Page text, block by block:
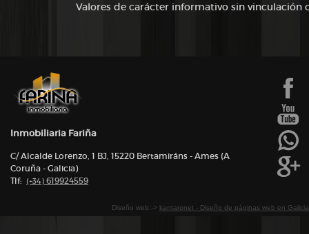
Valores de carácter informativo sin vinculación
Inmobiliaria Fariña
C/ Alcalde Lorenzo, 1 BJ, 15220 Bertamiráns - Ames (A
Coruña - Galicia)
Tlf: (+34) 619924559
Diseño web:-> kantaronet - Diseño de páginas web en Galicia